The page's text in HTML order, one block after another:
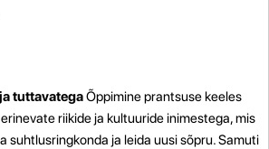
tuttavategaÕppimine prantsuse keeles
riikide ja kultuuride inimestega, mis
suhtlusringkonda ja leida uusi sõpru. Samuti